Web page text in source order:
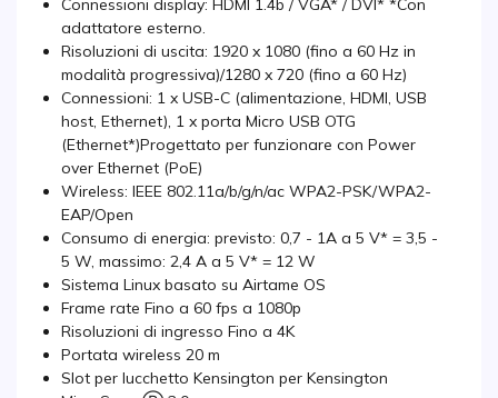
Connessioni display: HDMI 1.4b / VGA* / DVI* *Con
adattatore esterno.
Risoluzioni di uscita: 1920 x 1080 (fino a 60 Hz in
modalità progressiva)/1280 x 720 (fino a 60 Hz)
Connessioni: 1 x USB-C (alimentazione, HDMI, USB
host, Ethernet), 1 x porta Micro USB OTG
(Ethernet*)Progettato per funzionare con Power
over Ethernet (PoE)
Wireless: IEEE 802.11a/b/g/n/ac WPA2-PSK/WPA2-
EAP/Open
Consumo di energia: previsto: 0,7 - 1A a 5 V* = 3,5 -
5 W, massimo: 2,4 A a 5 V* = 12 W
Sistema Linux basato su Airtame OS
Frame rate Fino a 60 fps a 1080p
Risoluzioni di ingresso Fino a 4K
Portata wireless 20 m
Slot per lucchetto Kensington per Kensington